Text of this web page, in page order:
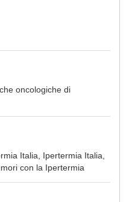
oncologiche di
Italia, Ipertermia Italia,
con la Ipertermia